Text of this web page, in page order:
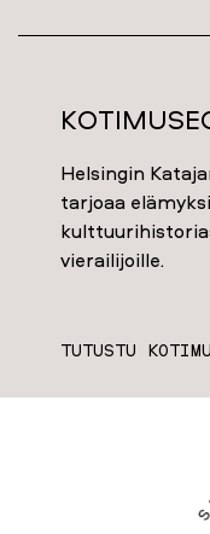
Helsingin
tarjoaa
vierailijoille.
TUTUSTU